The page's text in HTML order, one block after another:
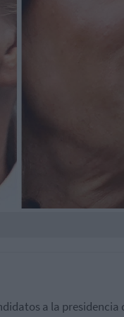
a la presidencia